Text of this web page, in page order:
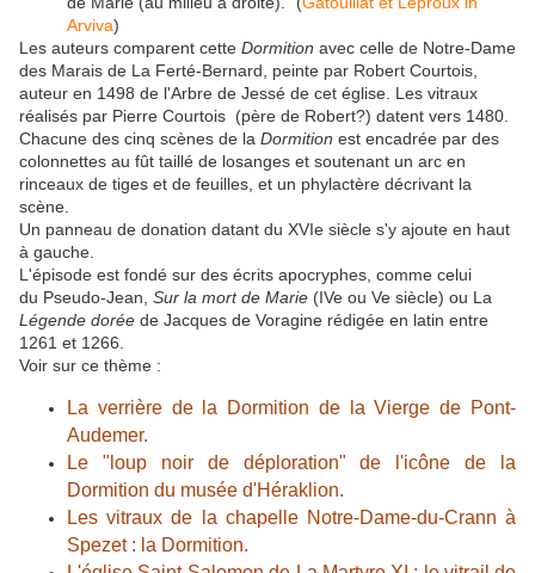
Arviva)
Les auteurs comparent cette Dormition avec celle de Notre-Dame
des Marais de La Ferté-Bernard, peinte par Robert Courtois,
auteur en 1498 de l'Arbre de Jessé de cet église. Les vitraux
réalisés par Pierre Courtois (père de Robert?) datent vers 1480.
Chacune des cinq scènes de la Dormition est encadrée par des
colonnettes au fût taillé de losanges et soutenant un arc en
rinceaux de tiges et de feuilles, et un phylactère décrivant la
scène.
Un panneau de donation datant du XVIe siècle s'y ajoute en haut
à gauche.
L'épisode est fondé sur des écrits apocryphes, comme celui
du Pseudo-Jean, Sur la mort de Marie (IVe ou Ve siècle) ou La
Légende dorée de Jacques de Voragine rédigée en latin entre
1261 et 1266.
Voir sur ce thème :
La verrière de la Dormition de la Vierge de Pont-
Audemer.
Le "loup noir de déploration" de l'icône de la
Dormition du musée d'Héraklion.
Les vitraux de la chapelle Notre-Dame-du-Crann à
Spezet : la Dormition.